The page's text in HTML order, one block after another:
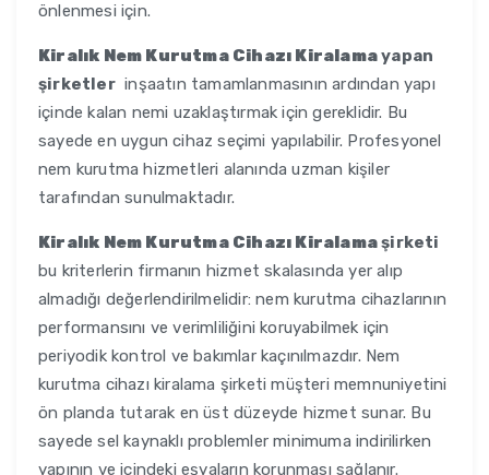
önlenmesi için.
Kiralık Nem Kurutma Cihazı Kiralamayapan
şirketlerinşaatın tamamlanmasının ardından yapı
içinde kalan nemi uzaklaştırmak için gereklidir. Bu
sayede en uygun cihaz seçimi yapılabilir. Profesyonel
nem kurutma hizmetleri alanında uzman kişiler
tarafından sunulmaktadır.
Kiralık Nem Kurutma Cihazı Kiralamaşirketi
bu kriterlerin firmanın hizmet skalasında yer alıp
almadığı değerlendirilmelidir: nem kurutma cihazlarının
performansını ve verimliliğini koruyabilmek için
periyodik kontrol ve bakımlar kaçınılmazdır. Nem
kurutma cihazı kiralama şirketi müşteri memnuniyetini
ön planda tutarak en üst düzeyde hizmet sunar. Bu
sayede sel kaynaklı problemler minimuma indirilirken
yapının ve içindeki eşyaların korunması sağlanır.